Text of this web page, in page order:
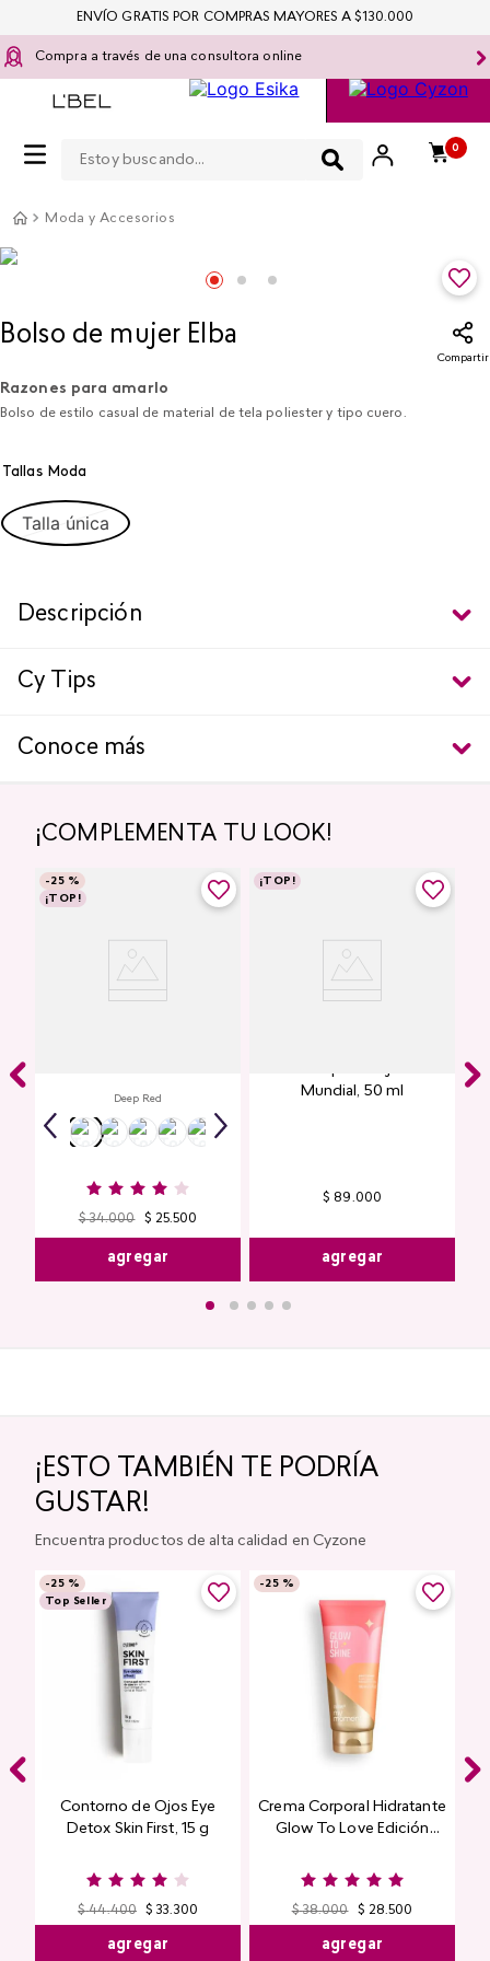
Compra a través de una consultora online
0
ENVÍO GRATIS POR COMPRAS MAYORES A $130.000
Moda y Accesorios
Bolso de mujer Elba
Compartir
Razones para amarlo
Bolso de estilo casual de material de tela poliester y tipo cuero.
Tallas Moda
Talla única
Descripción
Cy Tips
Conoce más
¡COMPLEMENTA TU LOOK!
-25 %
¡TOP!
Deep Red
$ 34.000 $ 25.500
agregar
¡TOP!
Mundial​, 50 ml
$ 89.000
agregar
¡ESTO TAMBIÉN TE PODRÍA
GUSTAR!
Encuentra productos de alta calidad en Cyzone
-25 %
Top Seller
Contorno de Ojos Eye
Detox Skin First, 15 g
$ 44.400 $ 33.300
agregar
-25 %
Crema Corporal Hidratante
Glow To Love Edición
$ 38.000 $ 28.500
agregar